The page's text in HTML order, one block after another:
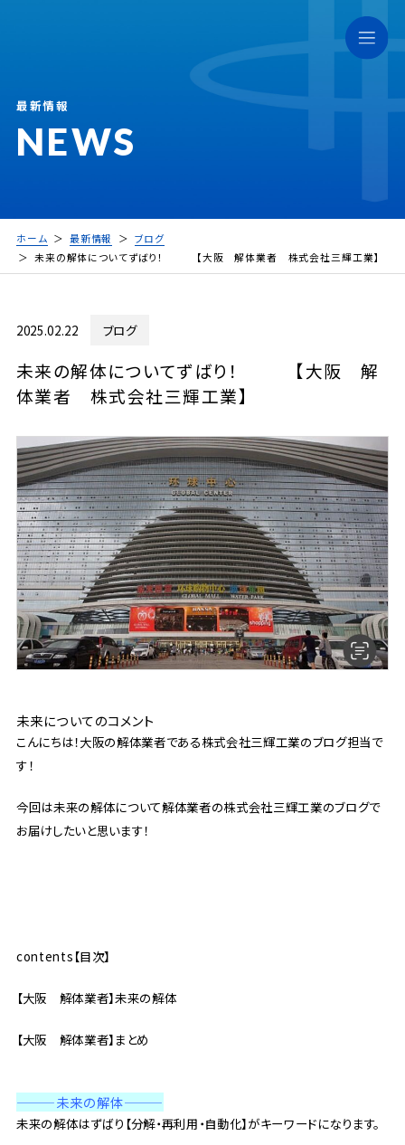
NEWS
最新情報
ホーム 最新情報
ブログ
未来の解体についてずばり！ 【大阪 解体業者 株式会社三輝工業】
2025.02.22 ブログ
未来の解体についてずばり！ 【大阪 解
体業者 株式会社三輝工業】
未来についてのコメント
こんにちは！大阪の解体業者である株式会社三輝工業のブログ担当で
す！
今回は未来の解体について解体業者の株式会社三輝工業のブログで
お届けしたいと思います！
contents【目次】
【大阪 解体業者】未来の解体
【大阪 解体業者】まとめ
———未来の解体———
未来の解体はずばり【分解・再利用・自動化】がキーワードになります。